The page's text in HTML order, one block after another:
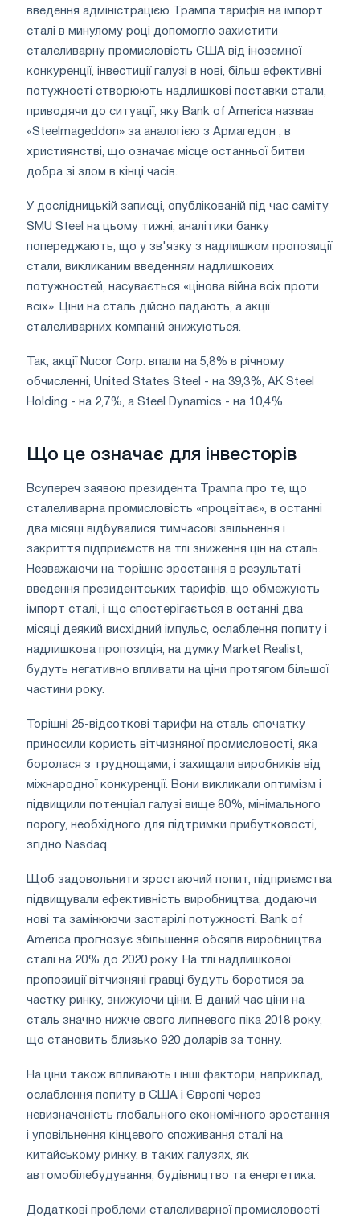
введення адміністрацією Трампа тарифів на імпорт
сталі в минулому році допомогло захистити
сталеливарну промисловість США від іноземної
конкуренції, інвестиції галузі в нові, більш ефективні
потужності створюють надлишкові поставки стали,
приводячи до ситуації, яку Bank of America назвав
«Steelmageddon» за аналогією з Армагедон , в
християнстві, що означає місце останньої битви
добра зі злом в кінці часів.
У дослідницькій записці, опублікованій під час саміту
SMU Steel на цьому тижні, аналітики банку
попереджають, що у зв'язку з надлишком пропозиції
стали, викликаним введенням надлишкових
потужностей, насувається «цінова війна всіх проти
всіх». Ціни на сталь дійсно падають, а акції
сталеливарних компаній знижуються.
Так, акції Nucor Corp. впали на 5,8% в річному
обчисленні, United States Steel - на 39,3%, AK Steel
Holding - на 2,7%, а Steel Dynamics - на 10,4%.
Що це означає для інвесторів
Всупереч заявою президента Трампа про те, що
сталеливарна промисловість «процвітає», в останні
два місяці відбувалися тимчасові звільнення і
закриття підприємств на тлі зниження цін на сталь.
Незважаючи на торішнє зростання в результаті
введення президентських тарифів, що обмежують
імпорт сталі, і що спостерігається в останні два
місяці деякий висхідний імпульс, ослаблення попиту і
надлишкова пропозиція, на думку Market Realist,
будуть негативно впливати на ціни протягом більшої
частини року.
Торішні 25-відсоткові тарифи на сталь спочатку
приносили користь вітчизняної промисловості, яка
боролася з труднощами, і захищали виробників від
міжнародної конкуренції. Вони викликали оптимізм і
підвищили потенціал галузі вище 80%, мінімального
порогу, необхідного для підтримки прибутковості,
згідно Nasdaq.
Щоб задовольнити зростаючий попит, підприємства
підвищували ефективність виробництва, додаючи
нові та замінюючи застарілі потужності. Bank of
America прогнозує збільшення обсягів виробництва
сталі на 20% до 2020 року. На тлі надлишкової
пропозиції вітчизняні гравці будуть боротися за
частку ринку, знижуючи ціни. В даний час ціни на
сталь значно нижче свого липневого піка 2018 року,
що становить близько 920 доларів за тонну.
На ціни також впливають і інші фактори, наприклад,
ослаблення попиту в США і Європі через
невизначеність глобального економічного зростання
і уповільнення кінцевого споживання сталі на
китайському ринку, в таких галузях, як
автомобілебудування, будівництво та енергетика.
Додаткові проблеми сталеливарної промисловості